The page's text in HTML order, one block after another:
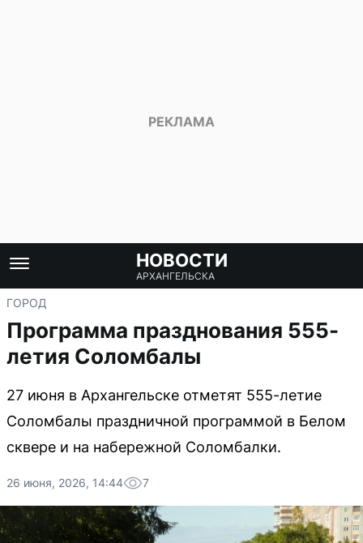
НОВОСТИ
АРХАНГЕЛЬСКА
ГОРОД
Программа празднования 555-
летия Соломбалы
27 июня в Архангельске отметят 555-летие
Соломбалы праздничной программой в Белом
сквере и на набережной Соломбалки.
26 июня, 2026, 14:44 7